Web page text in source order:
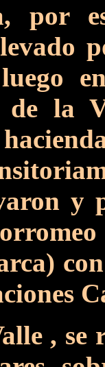
por
de la
y
,